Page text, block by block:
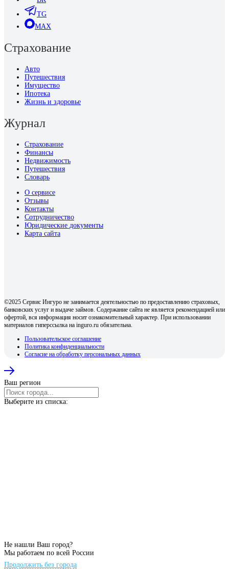
TG
MAX
Страхование
Авто
Путешествия
Имущество
Ипотека
Жизнь и здоровье
Журнал
Страхование
Финансы
Недвижимость
Путешествия
Словарь
О сервисе
Отзывы
Контакты
Сотрудничество
Юридические документы
Карта сайта
©2025 Сервис Ингуро не занимается деятельностью по предоставлению страховых,
банковских услуг и выдаче займов. Содержание сайта не является рекомендацией или
офертой, вся информация носит ознакомительный характер. При использовании
материалов гиперссылка на inguro.ru обязательна.
Пользовательское соглашение
Политика конфиденциальности
Согласие на обработку персональных данных
Ваш регион
Выберите из списка:
Не нашли Ваш город?
Мы работаем по всей России
Продолжить без города